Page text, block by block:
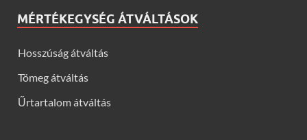
MÉRTÉKEGYSÉG ÁTVÁLTÁSOK
Hosszúság átváltás
Tömeg átváltás
Űrtartalom átváltás